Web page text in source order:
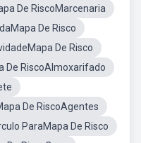
De RiscoMarcenaria
De Risco
De Risco
De RiscoAlmoxarifado
De RiscoAgentes
ParaMapa De Risco